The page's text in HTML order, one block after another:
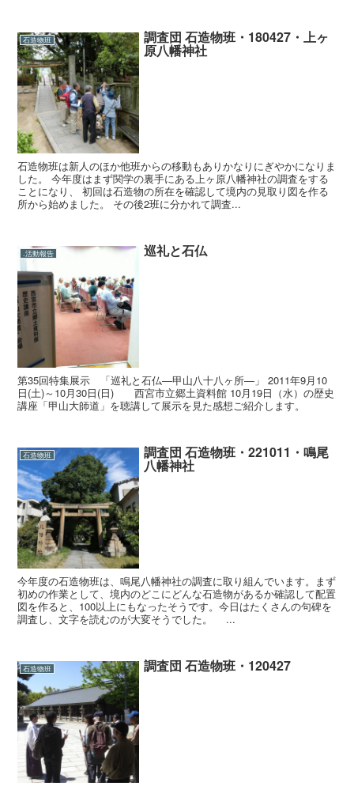
石造物班 調査団 石造物班・180427・上ヶ
原八幡神社
石造物班は新人のほか他班からの移動もありかなりにぎやかになりま
した。 今年度はまず関学の裏手にある上ヶ原八幡神社の調査をする
ことになり、 初回は石造物の所在を確認して境内の見取り図を作る
所から始めました。 その後2班に分かれて調査...
.活動報告 巡礼と石仏
第35回特集展示 「巡礼と石仏―甲山八十八ヶ所―」 2011年9月10
日(土)～10月30日(日) 西宮市立郷土資料館 10月19日（水）の歴史
講座「甲山大師道」を聴講して展示を見た感想ご紹介します。
石造物班 調査団 石造物班・221011・鳴尾
八幡神社
今年度の石造物班は、鳴尾八幡神社の調査に取り組んでいます。まず
初めの作業として、境内のどこにどんな石造物があるか確認して配置
図を作ると、100以上にもなったそうです。今日はたくさんの句碑を
調査し、文字を読むのが大変そうでした。 ...
石造物班 調査団 石造物班・120427